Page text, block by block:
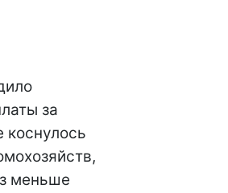
за
коснулось
меньше